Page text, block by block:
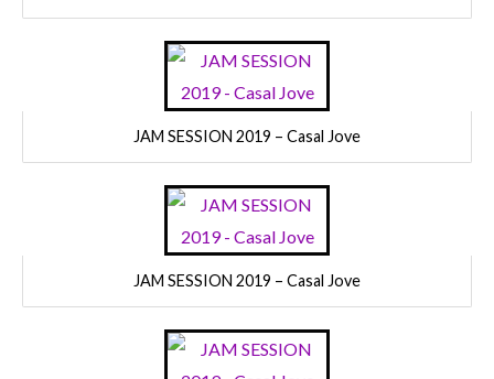
JAM SESSION 2019 – Casal Jove
JAM SESSION 2019 – Casal Jove